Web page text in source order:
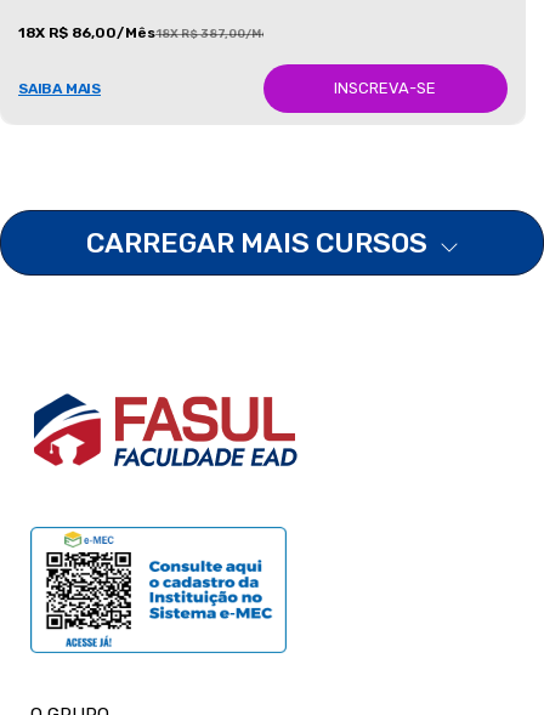
18X R$ 86,00/Mês18X R$ 387,00/Mês
SAIBA MAIS INSCREVA-SE
CARREGAR MAIS CURSOS